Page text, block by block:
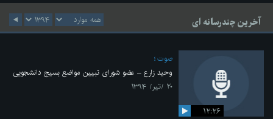
آخرین چندرسانه ای
۱۲:۲۶
صوت
وحید زارع – عضو شورای تبیین مواضع بسیج دانشجویی
۲۰ /تیر/ ۱۳۹۴